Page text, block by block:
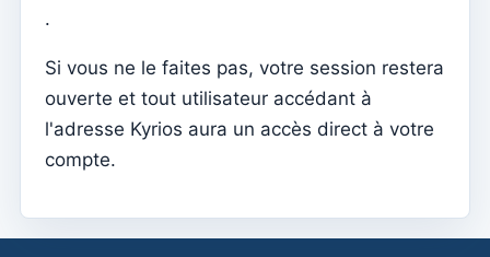
Mode sombre
Changer de langue
Modifier la paroisse
.
Si vous ne le faites pas, votre session restera
ouverte et tout utilisateur accédant à
l'adresse Kyrios aura un accès direct à votre
compte.